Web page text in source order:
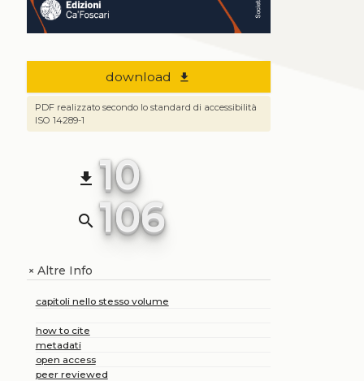
download file_download
PDF realizzato secondo lo standard di accessibilità
ISO 14289-1
file_download 10
search 106
+Altre Info
capitoli nello stesso volume
how to cite
metadati
open access
peer reviewed